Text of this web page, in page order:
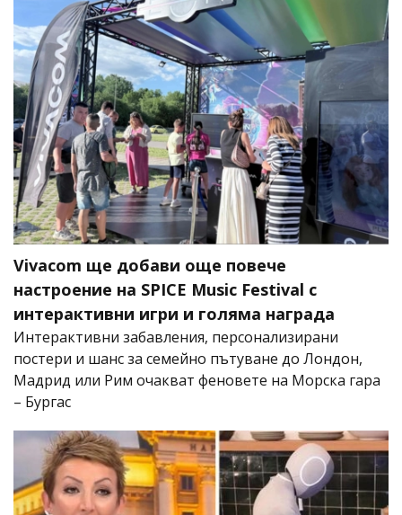
Vivacom ще добави още повече
настроение на SPICE Music Festival с
интерактивни игри и голяма награда
Интерактивни забавления, персонализирани
постери и шанс за семейно пътуване до Лондон,
Мадрид или Рим очакват феновете на Морска гара
– Бургас